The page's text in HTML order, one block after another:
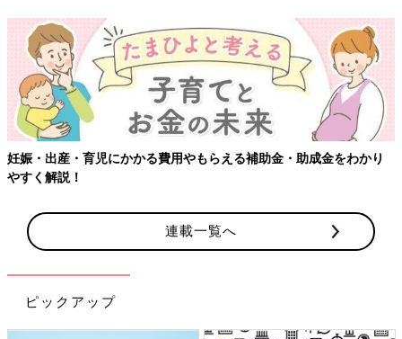
プ。ツバの長さやカーブの具合が絶妙にちょうどよく最高すぎる
のだそう。丸顔の人やキャップ難民の人にもおすすめなんだと
り 【ワクチン接種できるものも】妊婦の感染症対策、知っておい
連載一覧へ
ピックアップ